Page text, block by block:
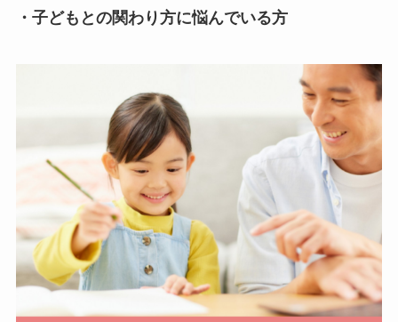
・子どもとの関わり方に悩んでいる方